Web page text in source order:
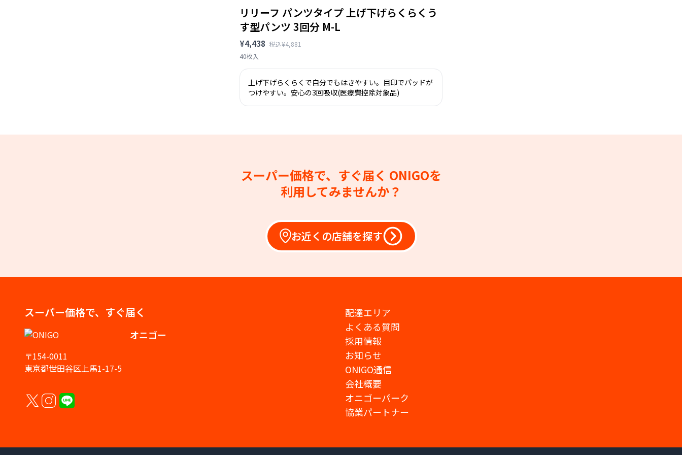
リリーフ パンツタイプ 上げ下げらくらくう
す型パンツ 3回分 M-L
¥4,438 税込¥4,881
40枚入
上げ下げらくらくで自分でもはきやすい。目印でパッドが
つけやすい。安心の3回吸収(医療費控除対象品)
スーパー価格で、すぐ届く ONIGOを
利用してみませんか？
お近くの店舗を探す
スーパー価格で、すぐ届く
オニゴー
〒154-0011
東京都世田谷区上馬1-17-5
配達エリア
よくある質問
採用情報
お知らせ
ONIGO通信
会社概要
オニゴーパーク
協業パートナー